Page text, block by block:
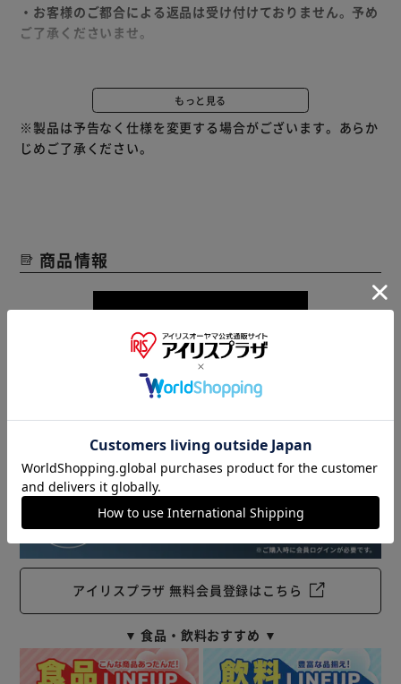
・お客様のご都合による返品は受け付けておりません。予め
ご了承くださいませ。
さない、ウェーブ型オイルヒーターです。
フィンの表面積を広げたウェーブ状のフィンにより、従来の
オイルヒーターより熱効率がUPしました。
部屋全体をより早く温められます。
房が入ります。
もっと見る
※製品は予告なく仕様を変更する場合がございます。あらか
じめご了承ください。
商品情報
アイリスプラザ 無料会員登録はこちら
▼ 食品・飲料おすすめ ▼